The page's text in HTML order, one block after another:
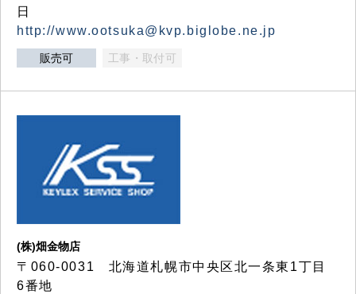
日
http://www.ootsuka@kvp.biglobe.ne.jp
販売可 工事・取付可
(株)畑金物店
〒060-0031 北海道札幌市中央区北一条東1丁目
6番地